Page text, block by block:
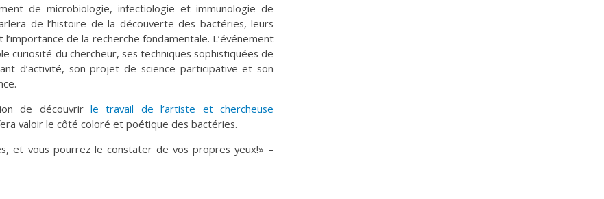
de microbiologie, infectiologie et immunologie de
de l’histoire de la découverte des bactéries, leurs
de la recherche fondamentale. L’événement
curiosité du chercheur, ses techniques sophistiquées de
d’activité, son projet de science participative et son
de découvrir le travail de l’artiste et chercheuse
valoir le côté coloré et poétique des bactéries.
et vous pourrez le constater de vos propres yeux!» –